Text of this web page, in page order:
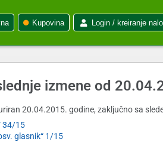
Kupovina Login / kreiranje
izmene od
20.04.2015. godine, zaključno sa
34/15
glasnik“ 1/15